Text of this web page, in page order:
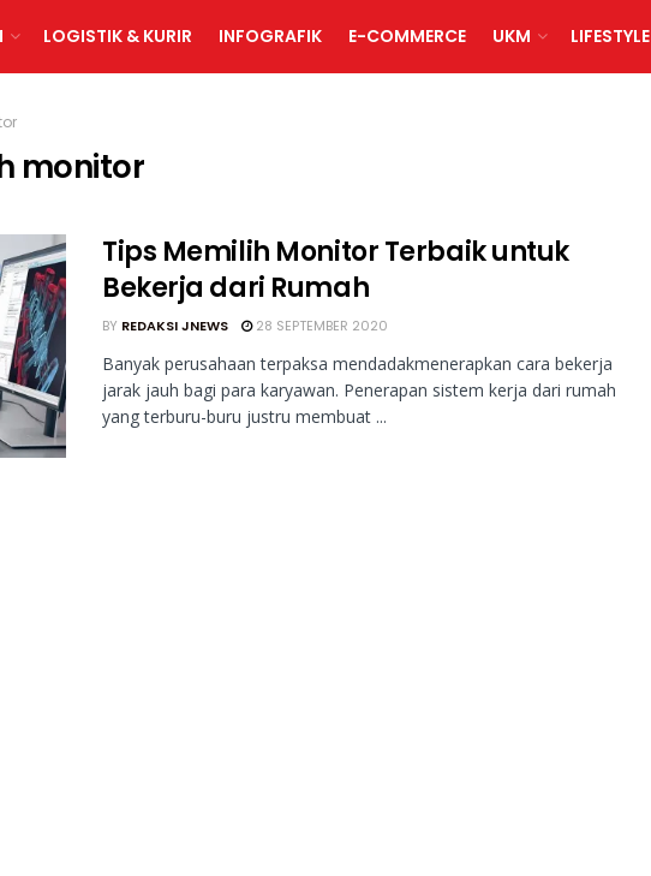
LOGISTIK & KURIR INFOGRAFIK E-COMMERCE UKM LIFESTYLE
monitor
Tips Memilih Monitor Terbaik untuk
Bekerja dari Rumah
BY REDAKSI JNEWS 28 SEPTEMBER 2020
Banyak perusahaan terpaksa mendadakmenerapkan cara bekerja
jarak jauh bagi para karyawan. Penerapan sistem kerja dari rumah
yang terburu-buru justru membuat ...